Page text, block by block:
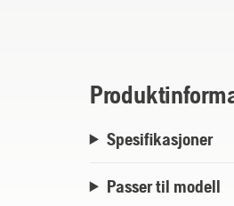
karakteren til
gir utmerket
holdbarhet og gjør
Spesifikasjoner
Passer til modell